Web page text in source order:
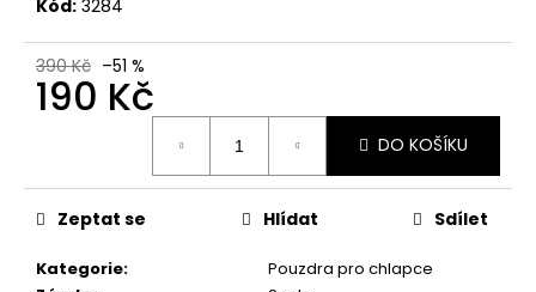
Kód: 3284
390 Kč –51 %
190 Kč
DO KOŠÍKU
Kategorie:
Pouzdra pro chlapce
Zeptat se Hlídat Sdílet
o
č